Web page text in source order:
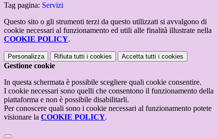
Tag pagina: Servizi
Questo sito o gli strumenti terzi da questo utilizzati si avvalgono di
cookie necessari al funzionamento ed utili alle finalità illustrate nella
COOKIE POLICY.
Personalizza Rifiuta tutti i cookies Accetta tutti i cookies
Gestione cookie
In questa schermata è possibile scegliere quali cookie consentire.
I cookie necessari sono quelli che consentono il funzionamento della
piattaforma e non è possibile disabilitarli.
Per conoscere quali sono i cookie necessari al funzionamento potete
visionare la COOKIE POLICY.